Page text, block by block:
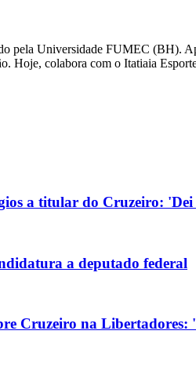
pela Universidade FUMEC (BH).
Hoje, colabora com o Itatiaia
a titular do Cruzeiro:
a deputado federal
Cruzeiro na Libertadores: